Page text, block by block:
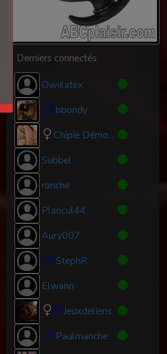
Derniers connectés
Owiilatex
bbondy
Chipie Démoniaque
Subbel
ronche
Plancul44
Aury007
StephR
Elwann
Jeuxdeliens
Paulmanche